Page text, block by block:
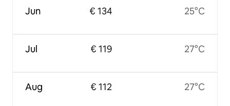
Jun
Jul
Aug
€ 134
€ 119
€ 112
25°C
27°C
27°C